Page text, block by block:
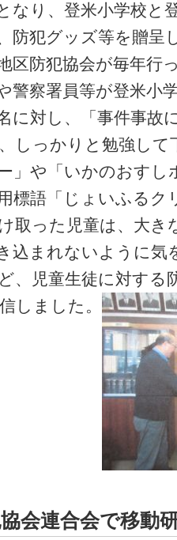
なり、登米小学校と
防犯グッズ等を贈呈
区防犯協会が毎年行
警察署員等が登米小
に対し、「事件事故
しっかりと勉強して
」や「いかのおすし
標語「じょいふるク
取った児童は、大き
込まれないように
、児童生徒に対する
しました。
会連合会で移動